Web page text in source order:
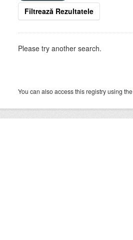
Filtrează Rezultatele
Please try another search.
You can also access this registry using the